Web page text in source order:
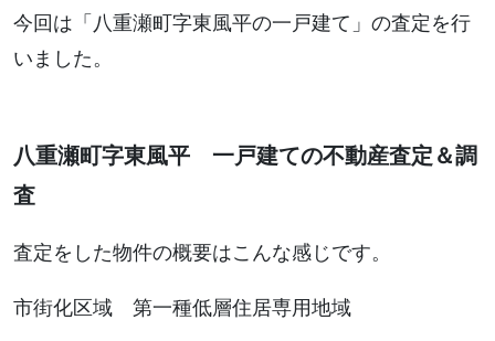
今回は「八重瀬町字東風平の一戸建て」の査定を行
いました。
八重瀬町字東風平 一戸建ての不動産査定＆調
査
査定をした物件の概要はこんな感じです。
市街化区域 第一種低層住居専用地域